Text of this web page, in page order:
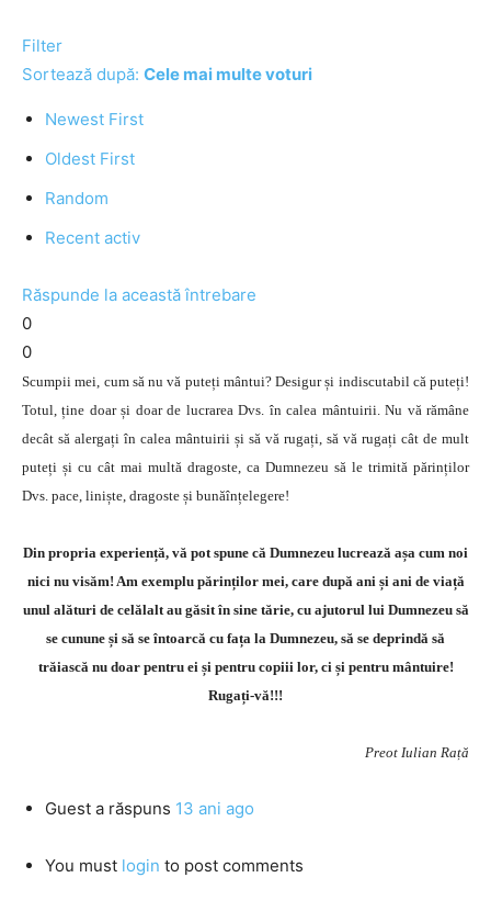
Filter
Sortează după: Cele mai multe voturi
Newest First
Oldest First
Random
Recent activ
Răspunde la această întrebare
0
0
Scumpii mei, cum să nu vă puteți mântui? Desigur și indiscutabil că puteți!
Totul, ține doar și doar de lucrarea Dvs. în calea mântuirii. Nu vă rămâne
decât să alergați în calea mântuirii și să vă rugați, să vă rugați cât de mult
puteți și cu cât mai multă dragoste, ca Dumnezeu să le trimită părinților
Dvs. pace, liniște, dragoste și bunăînțelegere!
Din propria experiență, vă pot spune că Dumnezeu lucrează așa cum noi
nici nu visăm! Am exemplu părinților mei, care după ani și ani de viață
unul alături de celălalt au găsit în sine tărie, cu ajutorul lui Dumnezeu să
se cunune și să se întoarcă cu fața la Dumnezeu, să se deprindă să
trăiască nu doar pentru ei și pentru copiii lor, ci și pentru mântuire!
Rugați-vă!!!
Preot Iulian Rață
Guest a răspuns 13 ani ago
You must login to post comments